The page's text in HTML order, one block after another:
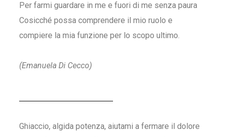
Per farmi guardare in me e fuori di me senza paura
Cosicché possa comprendere il mio ruolo e
compiere la mia funzione per lo scopo ultimo.
(Emanuela Di Cecco)
Ghiaccio, algida potenza, aiutami a fermare il dolore